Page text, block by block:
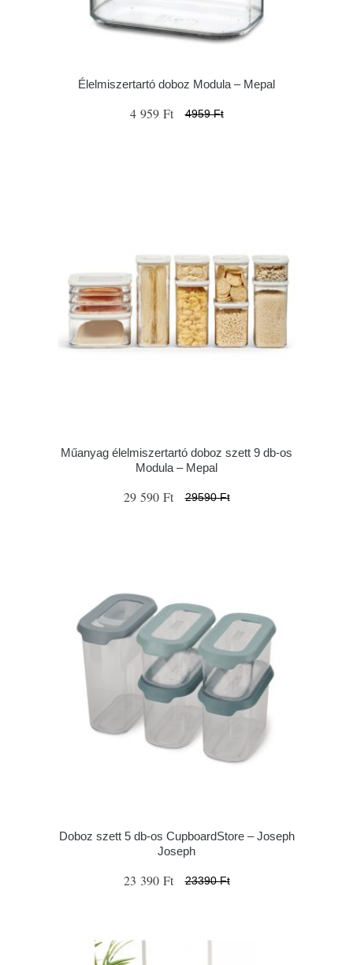
Élelmiszertartó doboz Modula – Mepal
4 959 Ft 4959 Ft
Műanyag élelmiszertartó doboz szett 9 db-os
Modula – Mepal
29 590 Ft 29590 Ft
Doboz szett 5 db-os CupboardStore – Joseph
Joseph
23 390 Ft 23390 Ft